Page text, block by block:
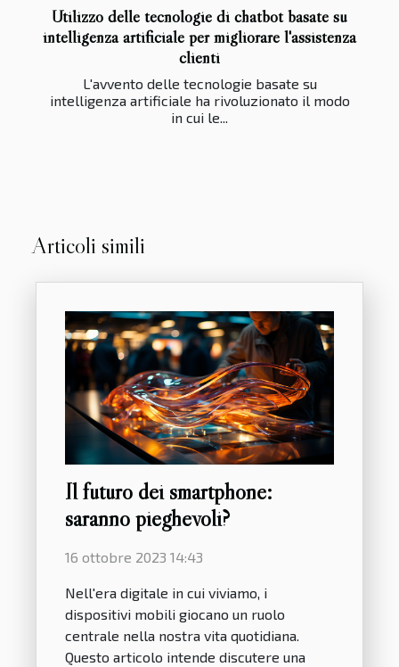
Utilizzo delle tecnologie di chatbot basate su
intelligenza artificiale per migliorare l'assistenza
clienti
L'avvento delle tecnologie basate su
intelligenza artificiale ha rivoluzionato il modo
in cui le...
Articoli simili
Il futuro dei smartphone:
saranno pieghevoli?
16 ottobre 2023 14:43
Nell'era digitale in cui viviamo, i
dispositivi mobili giocano un ruolo
centrale nella nostra vita quotidiana.
Questo articolo intende discutere una